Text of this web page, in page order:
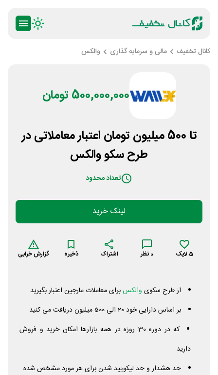
کانال تخفیف مالی و سرمایه گذاری والکس
500,000,000 تومان
تا 500 میلیون تومان اعتبار معاملاتی در
طرح سکو والکس
تعداد محدود
لینک خرید
5 لایک 0 نظر اشتراک ذخیره گزارش خرابی
از طرح سکوی والکسبرای معاملات مارجین اعتبار بگیرید
بر اساس دارایی خود 20 الی 500 میلیون دریافت می کنید
که در دوره 30 روزه در همه بازارها امکان خرید و فروش
دارید
حد هشدار و حد لیکویید شدن برای هر مورد مشخص شده